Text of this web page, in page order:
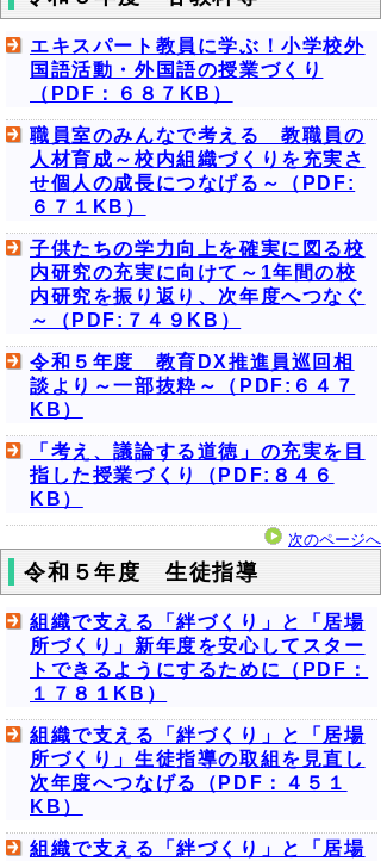
エキスパート教員に学ぶ！小学校外
国語活動・外国語の授業づくり
（PDF：６８７KB）
職員室のみんなで考える 教職員の
人材育成～校内組織づくりを充実さ
せ個人の成長につなげる～（PDF:
６７１KB）
子供たちの学力向上を確実に図る校
内研究の充実に向けて～1年間の校
内研究を振り返り、次年度へつなぐ
～（PDF:７４９KB）
令和５年度 教育DX推進員巡回相
談より～一部抜粋～（PDF:６４７
KB）
「考え、議論する道徳」の充実を目
指した授業づくり（PDF:８４６
KB）
次のページへ
令和５年度 生徒指導
組織で支える「絆づくり」と「居場
所づくり」新年度を安心してスター
トできるようにするために（PDF：
１７８１KB）
組織で支える「絆づくり」と「居場
所づくり」生徒指導の取組を見直し
次年度へつなげる（PDF：４５１
KB）
組織で支える「絆づくり」と「居場